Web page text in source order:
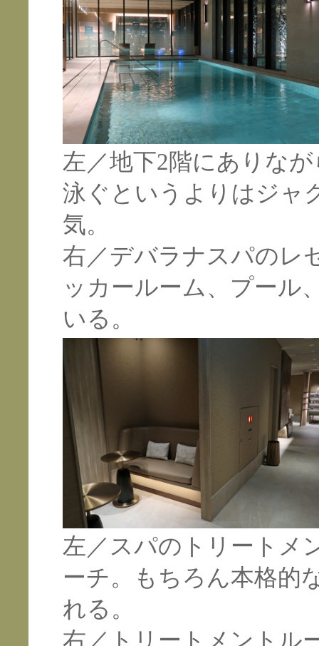
左／地下2階にありな
泳ぐというよりはジャ
気。
右／デバラナスパのレ
ッカールーム、プール
いる。
左／スパのトリートメ
ーチ。もちろん本格的
れる。
右／トリートメントル